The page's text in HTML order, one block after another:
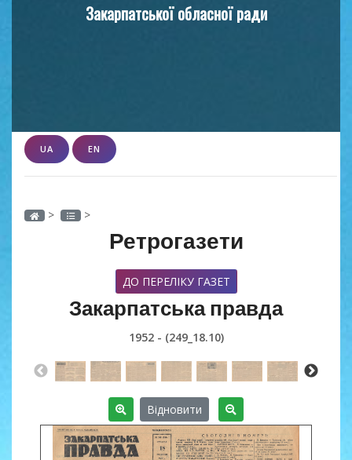
Закарпатської обласної ради
UA EN
> >
Ретрогазети
ДО ПЕРЕЛІКУ ГАЗЕТ
Закарпатська правда
1952 - (249_18.10)
Відновити